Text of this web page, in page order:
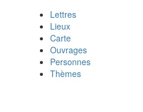
Lettres
Lieux
Carte
Ouvrages
Personnes
Thèmes